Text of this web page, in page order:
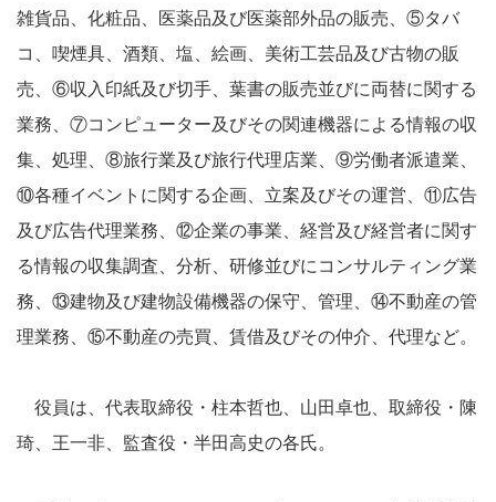
雑貨品、化粧品、医薬品及び医薬部外品の販売、⑤タバ
コ、喫煙具、酒類、塩、絵画、美術工芸品及び古物の販
売、⑥収入印紙及び切手、葉書の販売並びに両替に関する
業務、⑦コンピューター及びその関連機器による情報の収
集、処理、⑧旅行業及び旅行代理店業、⑨労働者派遣業、
⑩各種イベントに関する企画、立案及びその運営、⑪広告
及び広告代理業務、⑫企業の事業、経営及び経営者に関す
る情報の収集調査、分析、研修並びにコンサルティング業
務、⑬建物及び建物設備機器の保守、管理、⑭不動産の管
理業務、⑮不動産の売買、賃借及びその仲介、代理など。
役員は、代表取締役・柱本哲也、山田卓也、取締役・陳
琦、王一非、監査役・半田高史の各氏。